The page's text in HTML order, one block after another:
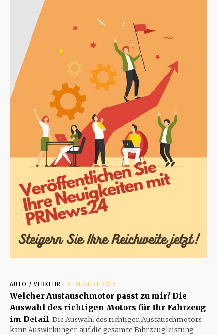
AUTO / VERKEHR 6. AUGUST 2026
Welcher Austauschmotor passt zu mir? Die
Auswahl des richtigen Motors für Ihr Fahrzeug
im Detail Die Auswahl des richtigen Austauschmotors
kann Auswirkungen auf die gesamte Fahrzeugleistung